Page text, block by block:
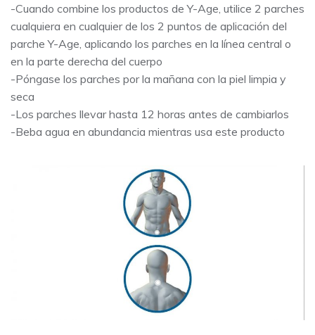
-Cuando combine los productos de Y-Age, utilice 2 parches
cualquiera en cualquier de los 2 puntos de aplicación del
parche Y-Age, aplicando los parches en la línea central o
en la parte derecha del cuerpo
-Póngase los parches por la mañana con la piel limpia y
seca
-Los parches llevar hasta 12 horas antes de cambiarlos
-Beba agua en abundancia mientras usa este producto